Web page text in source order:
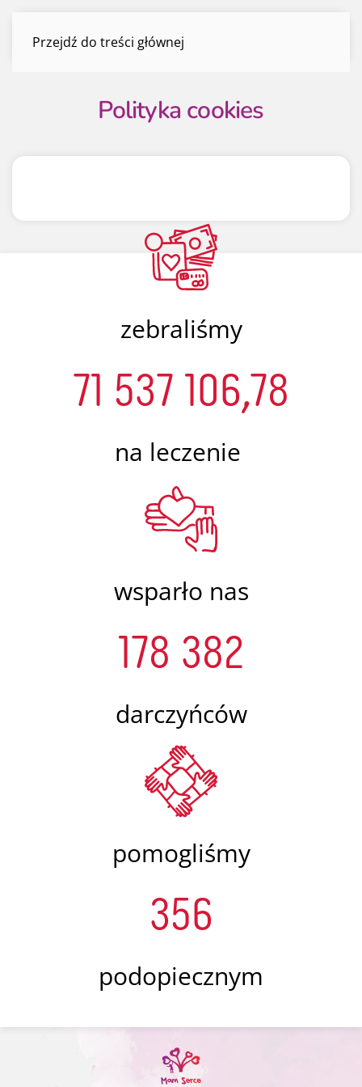
Przejdź do treści głównejPolityka cookies
Polityka cookies
zebraliśmy
71 537 106,78
na leczenie
wsparło nas
178 382
darczyńców
pomogliśmy
356
podopiecznym